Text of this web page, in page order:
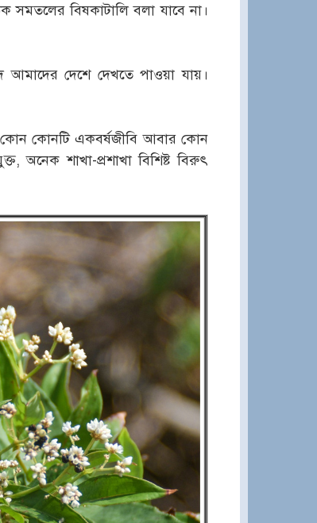
সমতলের বিষকাটালি বলা যাবে না।
আমাদের দেশে দেখতে পাওয়া যায়।
কোন কোনটি একবর্ষজীবি আবার কোন
অনেক শাখা-প্রশাখা বিশিষ্ট বিরুৎ